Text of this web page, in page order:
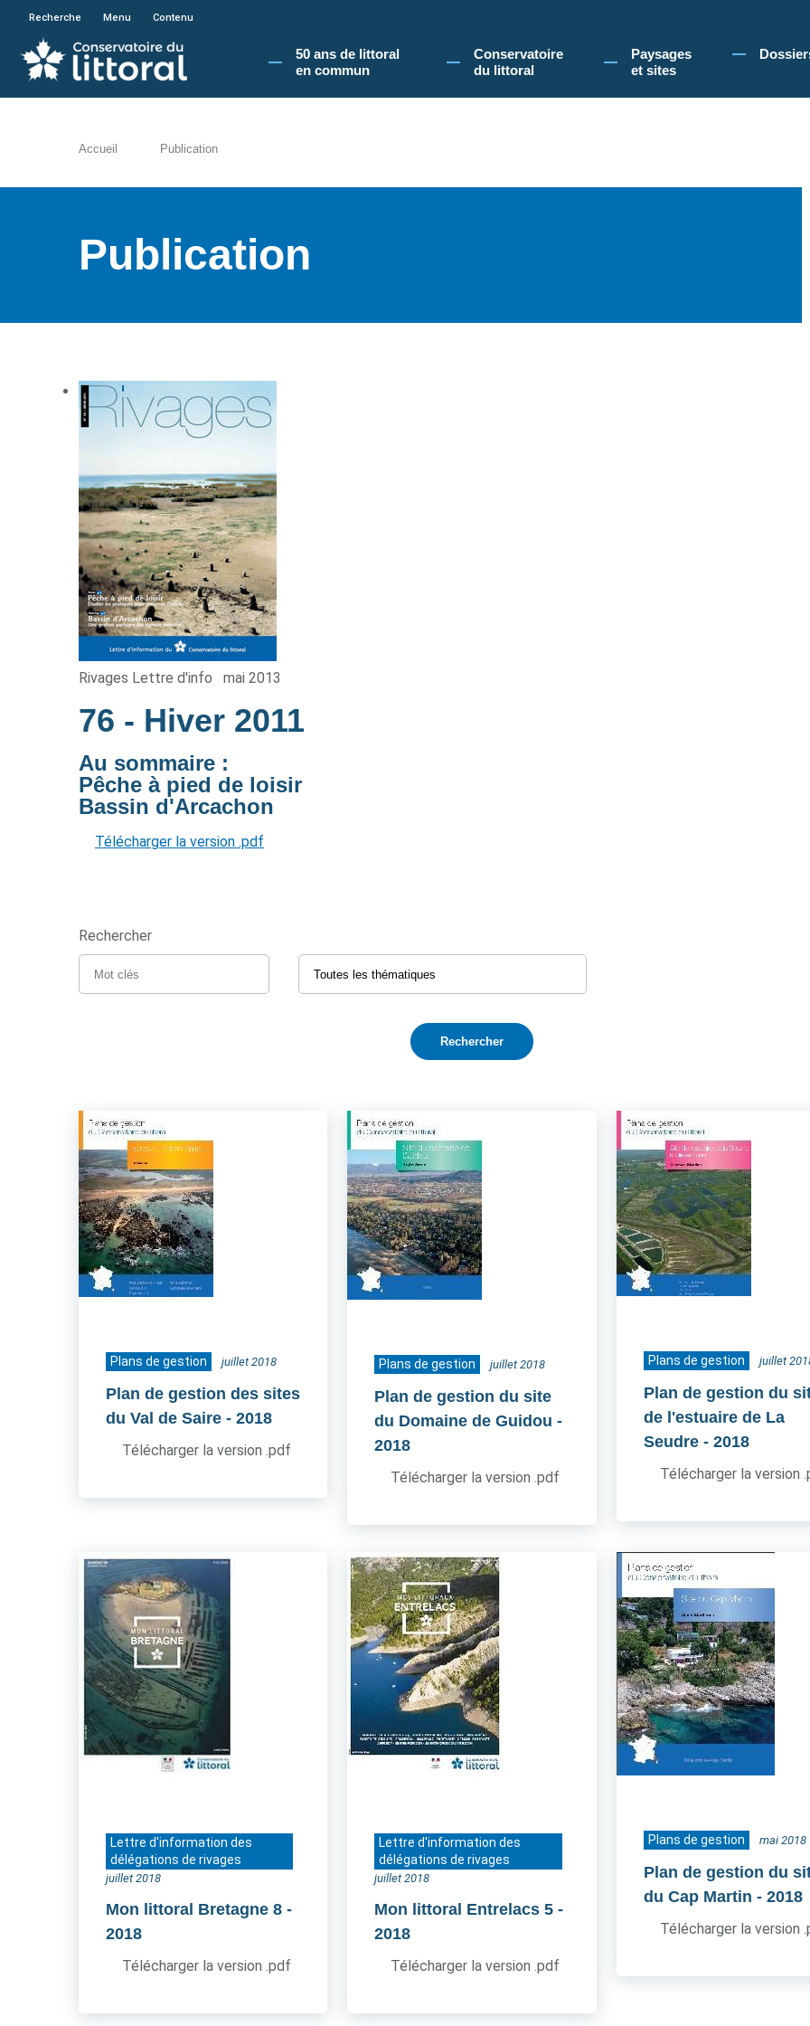
En poursuivant votre navigation sur le site du Conservatoire du littoral, vous acceptez l'utilisation de cookies pour vous
Recherche Menu Contenu
50 ans de littoral
en commun​
Conservatoire
du littoral
Paysages
et sites
Accueil Publication
Publication
Rivages Lettre d'info mai 2013
76 - Hiver 2011
Au sommaire :
Pêche à pied de loisir
Bassin d'Arcachon
Télécharger la version .pdf
Rechercher
Plans de gestion juillet 2018
Plan de gestion des sites
du Val de Saire - 2018
Télécharger la version .pdf
Plans de gestion juillet 2018
Plan de gestion du site
du Domaine de Guidou -
2018
Télécharger la version .pdf
Plans de gestion juillet
Plan de gestion du
de l'estuaire de La
Seudre - 2018
Télécharger la version
Lettre d'information des
délégations de rivages
juillet 2018
Mon littoral Bretagne 8 -
2018
Télécharger la version .pdf
Lettre d'information des
délégations de rivages
juillet 2018
Mon littoral Entrelacs 5 -
2018
Télécharger la version .pdf
Plans de gestion mai 2018
Plan de gestion du
du Cap Martin - 2018
Télécharger la version